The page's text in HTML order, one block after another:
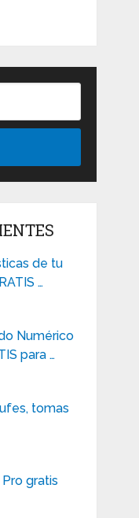
de tu
…
Numérico
para …
tomas
gratis